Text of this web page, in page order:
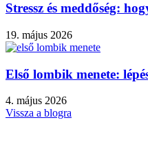
Stressz és meddőség:
19. május 2026
Első lombik menete:
4. május 2026
Vissza a blogra